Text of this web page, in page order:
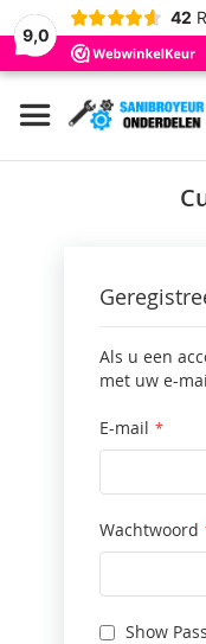
9,0
42
Ga
naar
de
Als u een
met uw e-
E-mail
Wachtwoord
Show